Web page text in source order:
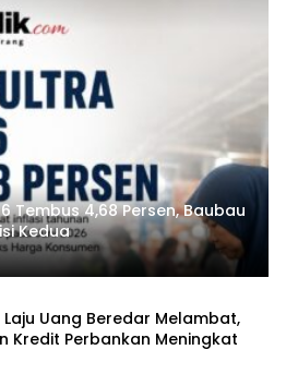
Tembus 4,68 Persen, Baubau
Kedua
Laju Uang Beredar Melambat,
Kredit Perbankan Meningkat